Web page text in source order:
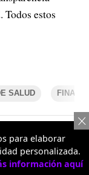
Todos estos
SALUD
para elaborar
personalizada.
información aquí